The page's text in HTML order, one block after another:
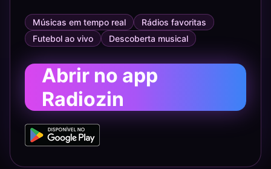
Músicas em tempo real
Rádios favoritas
Futebol ao vivo
Descoberta musical
Abrir no app
Radiozin